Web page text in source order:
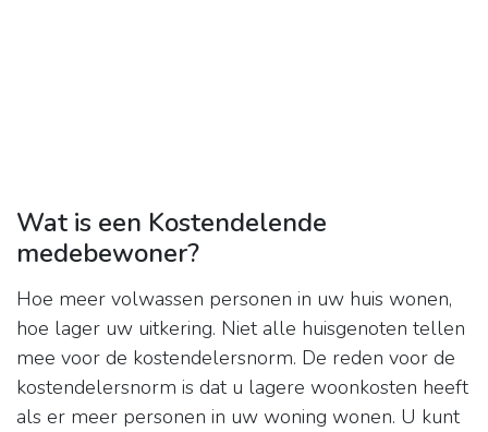
Wat is een Kostendelende
medebewoner?
Hoe meer volwassen personen in uw huis wonen,
hoe lager uw uitkering. Niet alle huisgenoten tellen
mee voor de kostendelersnorm. De reden voor de
kostendelersnorm is dat u lagere woonkosten heeft
als er meer personen in uw woning wonen. U kunt